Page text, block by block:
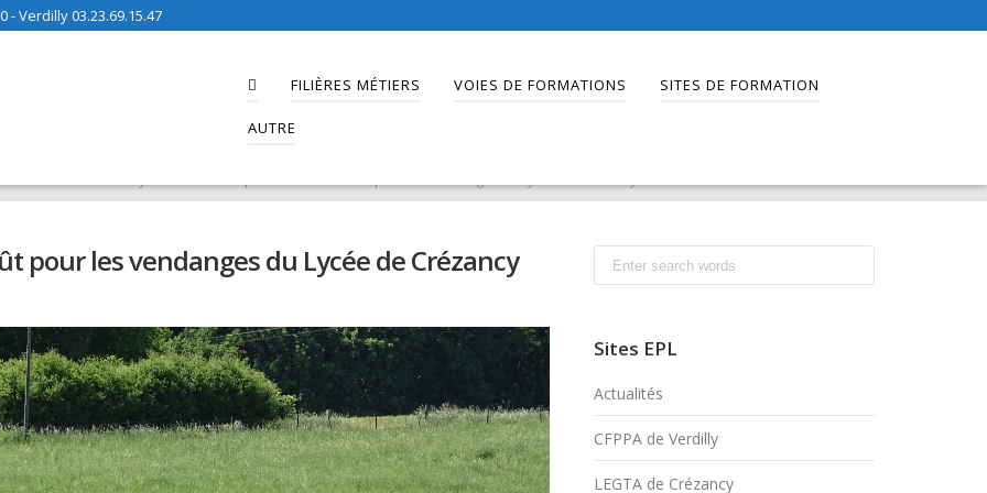
- Verdilly 03.23.69.15.47
FILIÈRES MÉTIERS VOIES DE FORMATIONS SITES DE FORMATION
AUTRE
pour les vendanges du Lycée de Crézancy
Search
for:
Sites EPL
Actualités
CFPPA de Verdilly
LEGTA de Crézancy